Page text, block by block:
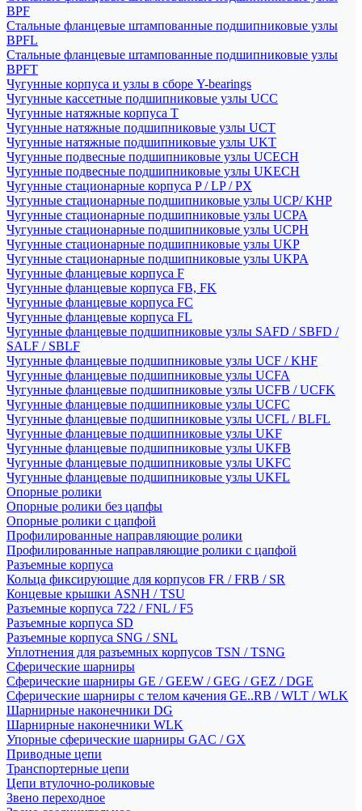
BPF
Стальные фланцевые штампованные подшипниковые узлы
BPFL
Стальные фланцевые штампованные подшипниковые узлы
BPFT
Чугунные корпуса и узлы в сборе Y-bearings
Чугунные кассетные подшипниковые узлы UCC
Чугунные натяжные корпуса T
Чугунные натяжные подшипниковые узлы UCT
Чугунные натяжные подшипниковые узлы UKT
Чугунные подвесные подшипниковые узлы UCECH
Чугунные подвесные подшипниковые узлы UKECH
Чугунные стационарные корпуса P / LP / PX
Чугунные стационарные подшипниковые узлы UCP/ KHP
Чугунные стационарные подшипниковые узлы UCPA
Чугунные стационарные подшипниковые узлы UCPH
Чугунные стационарные подшипниковые узлы UKP
Чугунные стационарные подшипниковые узлы UKPA
Чугунные фланцевые корпуса F
Чугунные фланцевые корпуса FB, FK
Чугунные фланцевые корпуса FC
Чугунные фланцевые корпуса FL
Чугунные фланцевые подшипниковые узлы SAFD / SBFD /
SALF / SBLF
Чугунные фланцевые подшипниковые узлы UCF / KHF
Чугунные фланцевые подшипниковые узлы UCFA
Чугунные фланцевые подшипниковые узлы UCFB / UCFK
Чугунные фланцевые подшипниковые узлы UCFC
Чугунные фланцевые подшипниковые узлы UCFL / BLFL
Чугунные фланцевые подшипниковые узлы UKF
Чугунные фланцевые подшипниковые узлы UKFB
Чугунные фланцевые подшипниковые узлы UKFC
Чугунные фланцевые подшипниковые узлы UKFL
Опорные ролики
Опорные ролики без цапфы
Опорные ролики с цапфой
Профилированные направляющие ролики
Профилированные направляющие ролики с цапфой
Разъемные корпуса
Кольца фиксирующие для корпусов FR / FRB / SR
Концевые крышки ASNH / TSU
Разъемные корпуса 722 / FNL / F5
Разъемные корпуса SD
Разъемные корпуса SNG / SNL
Уплотнения для разъемных корпусов TSN / TSNG
Сферические шарниры
Сферические шарниры GE / GEEW / GEG / GEZ / DGE
Сферические шарниры с телом качения GE..RB / WLT / WLK
Шарнирные наконечники DG
Шарнирные наконечники WLK
Упорные сферические шарниры GAC / GX
Приводные цепи
Транспортерные цепи
Цепи втулочно-роликовые
Звено переходное